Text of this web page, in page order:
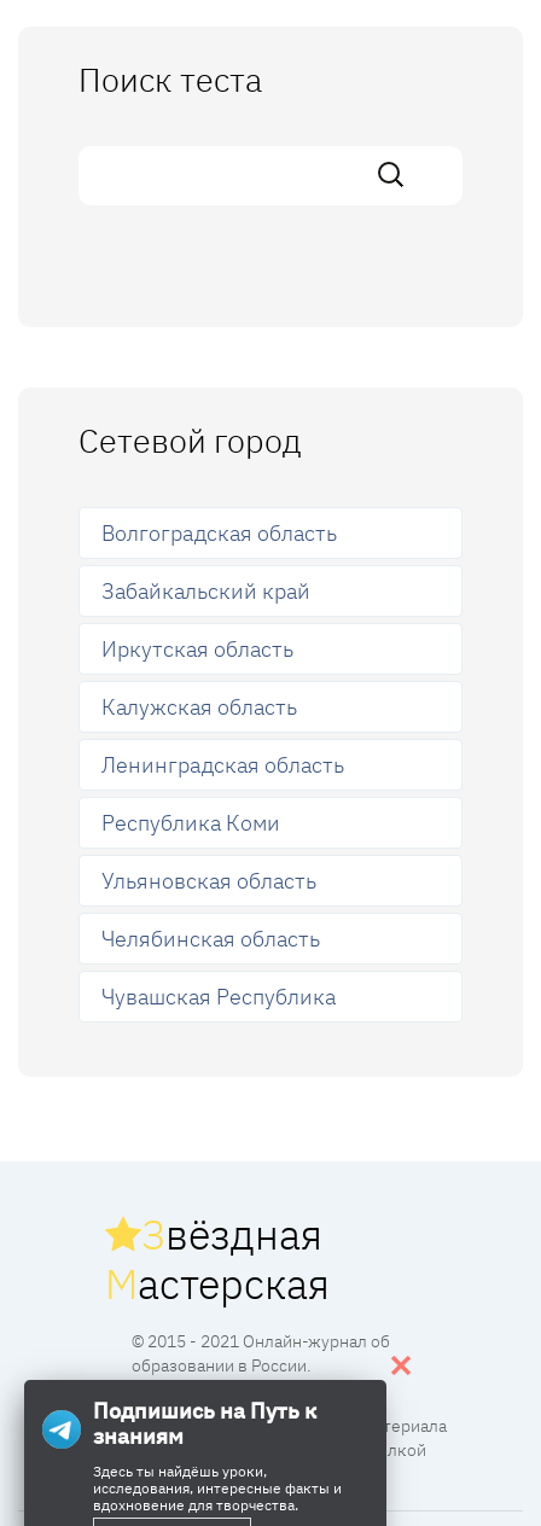
Поиск теста
Сетевой город
Волгоградская область
Забайкальский край
Иркутская область
Калужская область
Ленинградская область
Республика Коми
Ульяновская область
Челябинская область
Чувашская Республика
Звёздная
Мастерская
© 2015 - 2021 Онлайн-журнал об
образовании в России.
Все права защищены. Перпечатка материала
разрешена с согласия редакции и ссылкой
Подпишись на Путь к
знаниям
Здесь ты найдёшь уроки,
исследования, интересные факты и
вдохновение для творчества.